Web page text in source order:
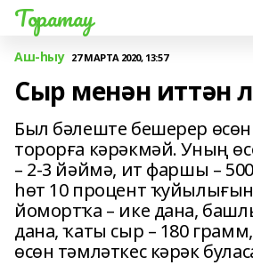
Торатау
Аш-һыу 27 МАРТА 2020, 13:57
Сыр менән иттән
Был бәлеште бешерер
торорға кәрәкмәй. Уның
– 2-3 йәймә, ит фаршы –
һөт 10 процент
йомортҡа – ике дана,
дана, ҡаты сыр – 180
өсөн тәмләткес кәрәк